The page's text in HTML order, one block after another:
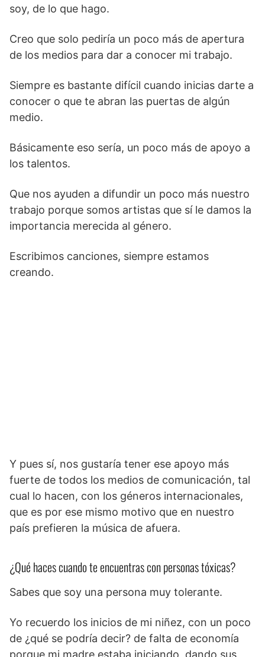
soy, de lo que hago.
Creo que solo pediría un poco más de apertura
de los medios para dar a conocer mi trabajo.
Siempre es bastante difícil cuando inicias darte a
conocer o que te abran las puertas de algún
medio.
Básicamente eso sería, un poco más de apoyo a
los talentos.
Que nos ayuden a difundir un poco más nuestro
trabajo porque somos artistas que sí le damos la
importancia merecida al género.
Escribimos canciones, siempre estamos
creando.
Y pues sí, nos gustaría tener ese apoyo más
fuerte de todos los medios de comunicación, tal
cual lo hacen, con los géneros internacionales,
que es por ese mismo motivo que en nuestro
país prefieren la música de afuera.
¿Qué haces cuando te encuentras con personas tóxicas?
Sabes que soy una persona muy tolerante.
Yo recuerdo los inicios de mi niñez, con un poco
de ¿qué se podría decir? de falta de economía
porque mi madre estaba iniciando, dando sus